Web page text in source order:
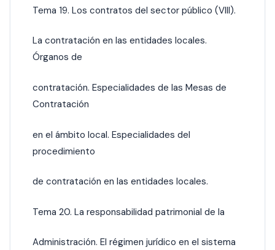
Tema 19. Los contratos del sector público (VIII).
La contratación en las entidades locales.
Órganos de
contratación. Especialidades de las Mesas de
Contratación
en el ámbito local. Especialidades del
procedimiento
de contratación en las entidades locales.
Tema 20. La responsabilidad patrimonial de la
Administración. El régimen jurídico en el sistema